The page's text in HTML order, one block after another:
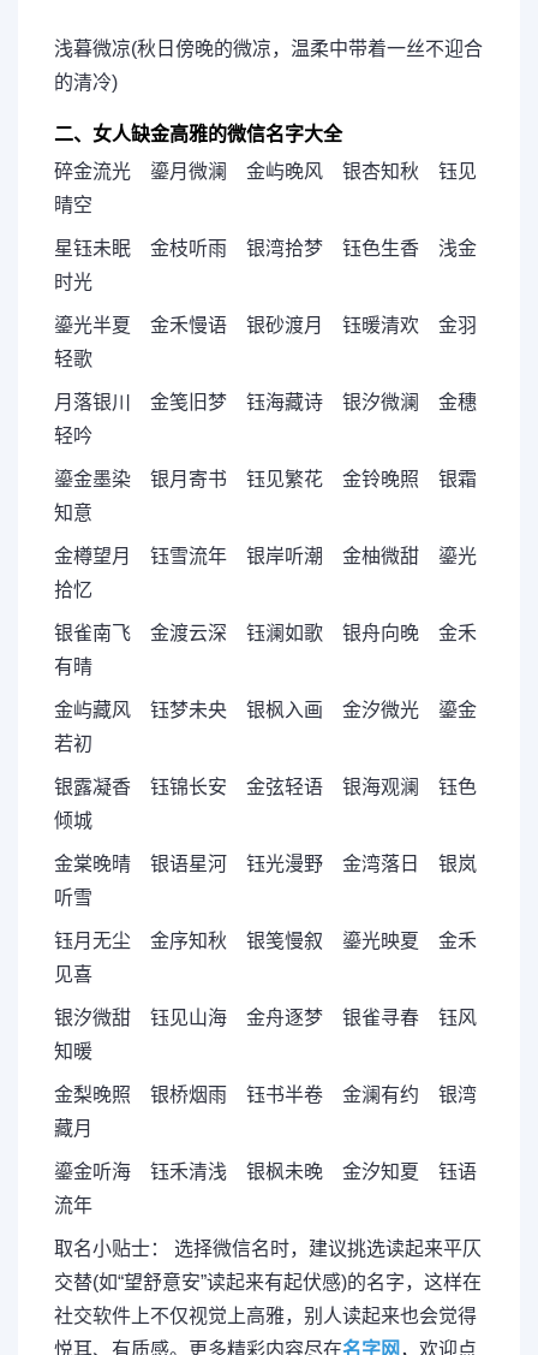
浅暮微凉(秋日傍晚的微凉，温柔中带着一丝不迎合
的清冷)
二、女人缺金高雅的微信名字大全
碎金流光 鎏月微澜 金屿晚风 银杏知秋 钰见
晴空
星钰未眠 金枝听雨 银湾拾梦 钰色生香 浅金
时光
鎏光半夏 金禾慢语 银砂渡月 钰暖清欢 金羽
轻歌
月落银川 金笺旧梦 钰海藏诗 银汐微澜 金穗
轻吟
鎏金墨染 银月寄书 钰见繁花 金铃晚照 银霜
知意
金樽望月 钰雪流年 银岸听潮 金柚微甜 鎏光
拾忆
银雀南飞 金渡云深 钰澜如歌 银舟向晚 金禾
有晴
金屿藏风 钰梦未央 银枫入画 金汐微光 鎏金
若初
银露凝香 钰锦长安 金弦轻语 银海观澜 钰色
倾城
金棠晚晴 银语星河 钰光漫野 金湾落日 银岚
听雪
钰月无尘 金序知秋 银笺慢叙 鎏光映夏 金禾
见喜
银汐微甜 钰见山海 金舟逐梦 银雀寻春 钰风
知暖
金梨晚照 银桥烟雨 钰书半卷 金澜有约 银湾
藏月
鎏金听海 钰禾清浅 银枫未晚 金汐知夏 钰语
流年
取名小贴士： 选择微信名时，建议挑选读起来平仄
交替(如“望舒意安”读起来有起伏感)的名字，这样在
社交软件上不仅视觉上高雅，别人读起来也会觉得
悦耳、有质感。更多精彩内容尽在名字网 ，欢迎点